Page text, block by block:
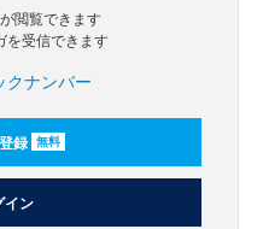
閲覧できます
を受信できます
クナンバー
録 無料
イン